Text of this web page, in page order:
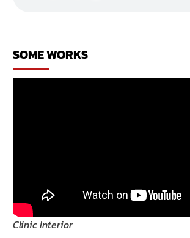
SOME WORKS
Clinic Interior